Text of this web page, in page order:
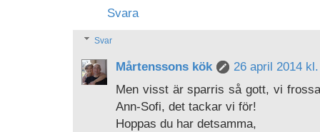
Svara
Svar
Mårtenssons kök
26 april 2014
Men visst är sparris så gott, vi
Ann-Sofi, det tackar vi för!
Hoppas du har detsamma,